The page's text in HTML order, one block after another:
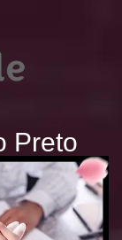
Preto